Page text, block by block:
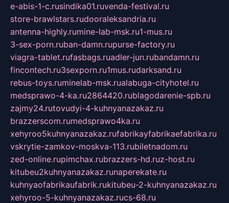
e-abis-1-c.rusindika01.ruvenda-festival.ru
store-brawlstars.rudooraleksandria.ru
antenna-highly.rumine-lab-msk.ru1-mus.ru
3-sex-porn.ruban-damn.rupurse-factory.ru
viagra-tablet.rufasbags.ruadler-jun.rubandamn.ru
fincontech.ru3sexporn.ru1mus.rudarksand.ru
rebus-toys.ruminelab-msk.rualabuga-cityhotel.ru
medsprawo-4-ka.ru2864420.rublagodarenie-spb.ru
zajmy24.rutovudyi-4-kuhnyanazakaz.ru
brazzerscom.rumedsprawo4ka.ru
xehyroo5kuhnyanazakaz.rufabrikayfabrikaefabrika.ru
vskrytie-zamkov-moskva-113.rubiletnadom.ru
zed-online.rupimchax.rubrazzers-hd.ruz-host.ru
kitubeu2kuhnyanazakaz.runaperekate.ru
kuhnyaofabrikaufabrik.rukitubeu-2-kuhnyanazakaz.ru
xehyroo-5-kuhnyanazakaz.rucs-68.ru